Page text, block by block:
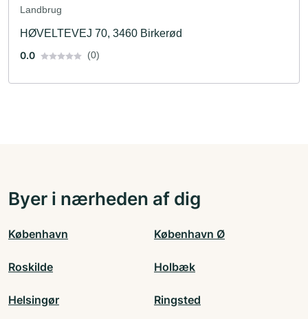
Landbrug
HØVELTEVEJ 70, 3460 Birkerød
0.0
(0)
Byer i nærheden af dig
København København Ø
Roskilde Holbæk
Helsingør Ringsted